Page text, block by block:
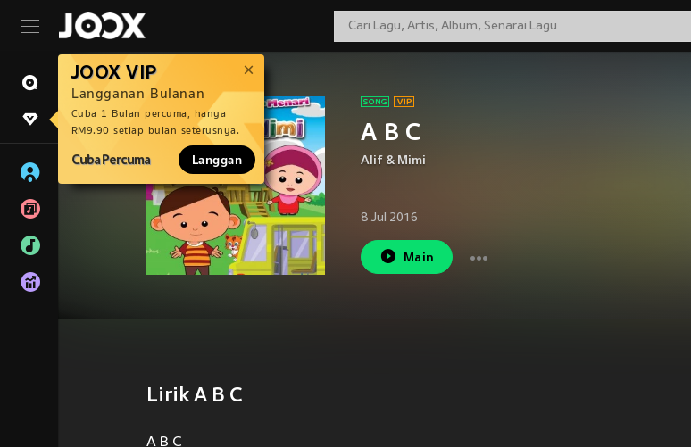
JOOX VIP
Langganan Bulanan
Cuba 1 Bulan percuma, hanya
RM9.90 setiap bulan seterusnya.
Cuba Percuma Langgan
A B C
Alif & Mimi
8 Jul 2016
Main
Lirik A B C
A B C